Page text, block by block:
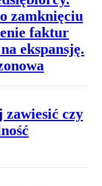
zamknięciu
faktur
ekspansję.
zawiesić czy